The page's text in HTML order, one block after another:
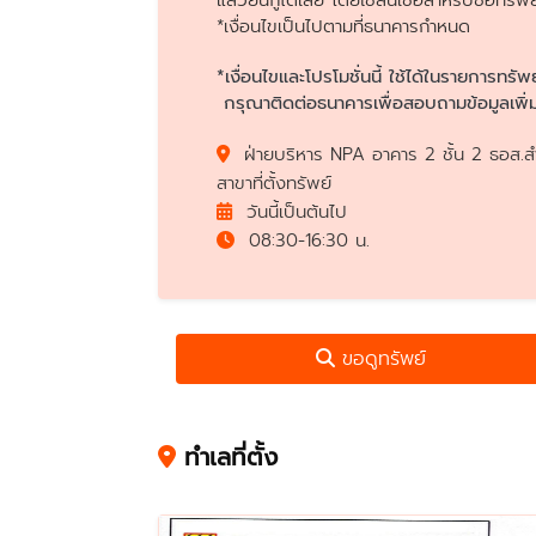
*เงื่อนไขเป็นไปตามที่ธนาคารกำหนด
*เงื่อนไขและโปรโมชั่นนี้ ใช้ได้ในรายการทรั
กรุณาติดต่อธนาคารเพื่อสอบถามข้อมูลเพิ่
ฝ่ายบริหาร NPA อาคาร 2 ชั้น 2 ธอส
สาขาที่ตั้งทรัพย์
วันนี้เป็นต้นไป
08:30-16:30 น.
ขอดูทรัพย์
ทำเลที่ตั้ง